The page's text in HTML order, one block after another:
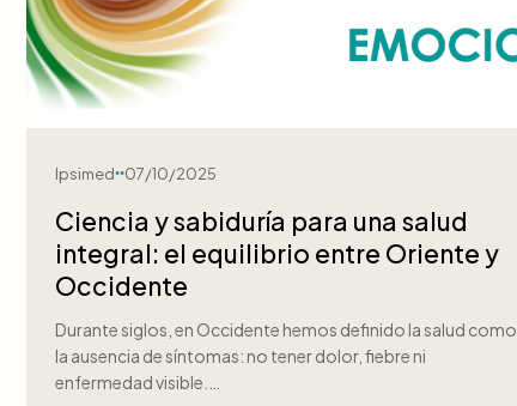
Ipsimed 07/10/2025
Ciencia y sabiduría para una salud
integral: el equilibrio entre Oriente y
Occidente
Durante siglos, en Occidente hemos definido la salud como
la ausencia de síntomas: no tener dolor, fiebre ni
enfermedad visible.…